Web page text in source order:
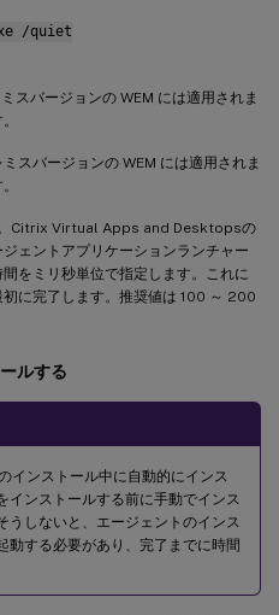
/quiet
スバージョンの WEM には適用されま
ミスバージョンの WEM には適用されま
。Citrix Virtual Apps and Desktopsの
ェントアプリケーションランチャー
をミリ秒単位で指定します。これに
に完了します。推奨値は 100 ～ 200
ルする
インストール中に自動的にインス
インストールする前に手動でインス
うしないと、エージェントのインス
動する必要があり、完了までに時間